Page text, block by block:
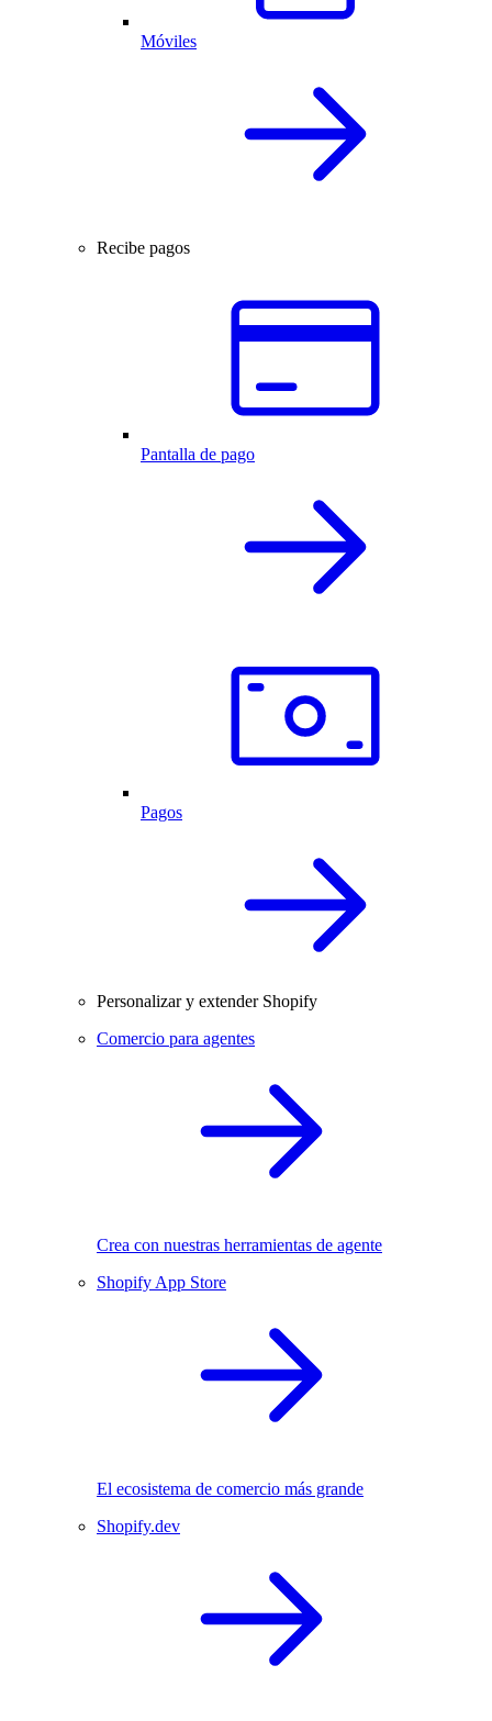
Móviles
Recibe pagos
Pantalla de pago
Pagos
Personalizar y extender Shopify
Comercio para agentes
Crea con nuestras herramientas de agente
Shopify App Store
El ecosistema de comercio más grande
Shopify.dev